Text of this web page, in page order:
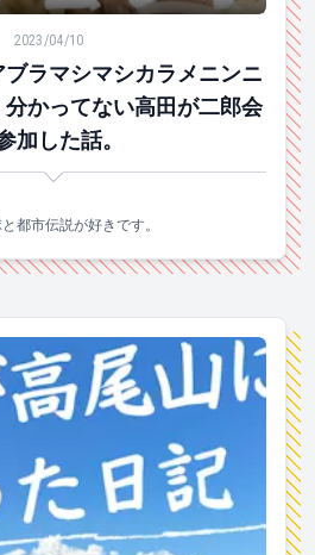
ラマシマシカラメニンニク。二郎
2023/04/10
ラマシマシカラメニンニ
かってない高田が二郎会
加した話。
都市伝説が好きです。